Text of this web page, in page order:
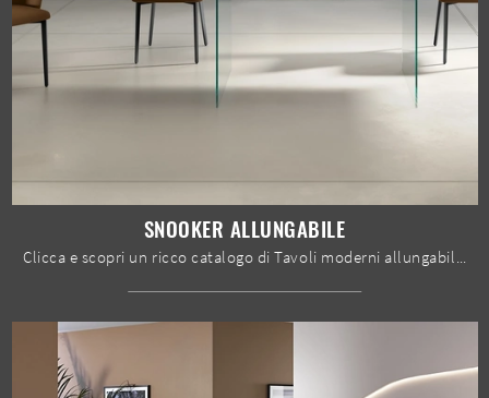
SNOOKER ALLUNGABILE
Clicca e scopri un ricco catalogo di Tavoli moderni allungabili da pranzo! Il modello Snooker Allungabile di Stones ti attende.